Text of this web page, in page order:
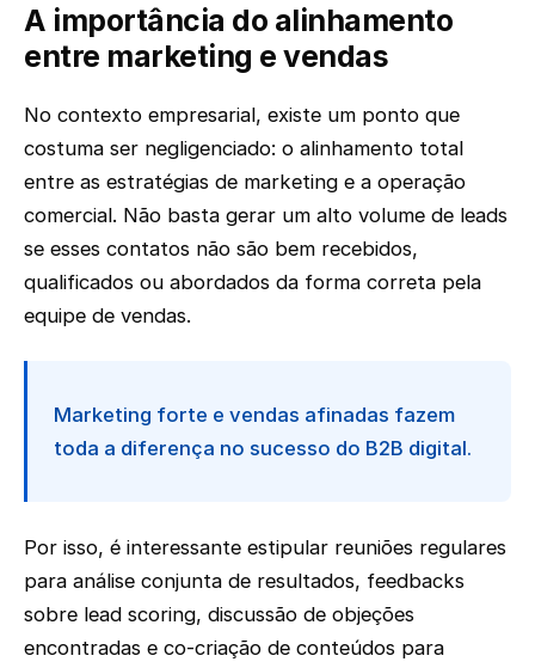
A importância do alinhamento
entre marketing e vendas
No contexto empresarial, existe um ponto que
costuma ser negligenciado: o alinhamento total
entre as estratégias de marketing e a operação
comercial. Não basta gerar um alto volume de leads
se esses contatos não são bem recebidos,
qualificados ou abordados da forma correta pela
equipe de vendas.
Marketing forte e vendas afinadas fazem
toda a diferença no sucesso do B2B digital.
Por isso, é interessante estipular reuniões regulares
para análise conjunta de resultados, feedbacks
sobre lead scoring, discussão de objeções
encontradas e co-criação de conteúdos para